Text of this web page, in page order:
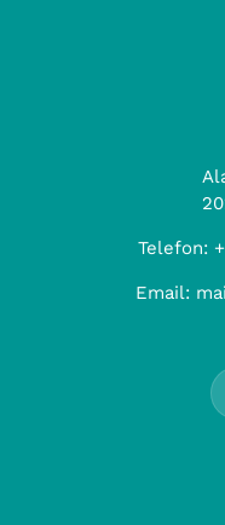
Telefon:
Email: